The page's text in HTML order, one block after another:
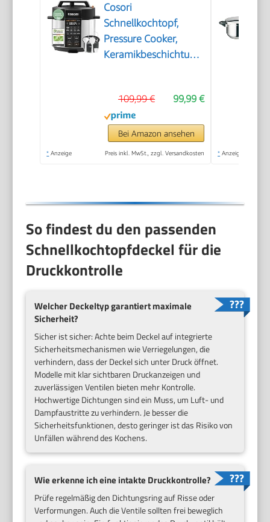
Cosori
Schnellkochtopf,
Pressure Cooker,
Keramikbeschichtung,
99,99 €
109,99 €
Bei Amazon ansehen
* Anzeige Preis inkl. MwSt., zzgl. Versandkosten * Anzeige
So findest du den passenden
Schnellkochtopfdeckel für die
Druckkontrolle
Welcher Deckeltyp garantiert maximale
Sicherheit?
Sicher ist sicher: Achte beim Deckel auf integrierte
Sicherheitsmechanismen wie Verriegelungen, die
verhindern, dass der Deckel sich unter Druck öffnet.
Modelle mit klar sichtbaren Druckanzeigen und
zuverlässigen Ventilen bieten mehr Kontrolle.
Hochwertige Dichtungen sind ein Muss, um Luft- und
Dampfaustritte zu verhindern. Je besser die
Sicherheitsfunktionen, desto geringer ist das Risiko von
Unfällen während des Kochens.
Wie erkenne ich eine intakte Druckkontrolle?
Prüfe regelmäßig den Dichtungsring auf Risse oder
Verformungen. Auch die Ventile sollten frei beweglich